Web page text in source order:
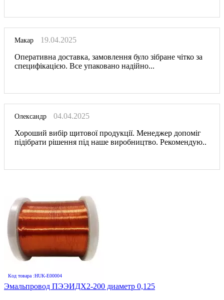
Макар
19.04.2025
Оперативна доставка, замовлення було зібране чітко за
специфікацією. Все упаковано надійно...
Олександр
04.04.2025
Хороший вибір щитової продукції. Менеджер допоміг
підібрати рішення під наше виробництво. Рекомендую..
Код товара :HUK-E00004
Эмальпровод ПЭЭИДХ2-200 диаметр 0,125